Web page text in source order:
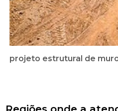
projeto estrutural de